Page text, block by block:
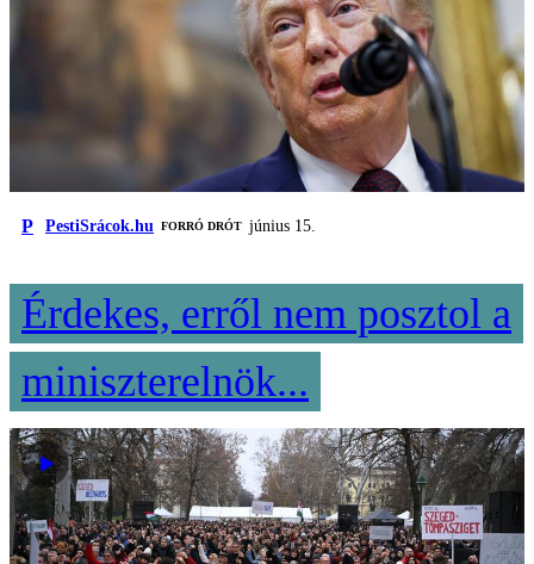
P PestiSrácok.hu FORRÓ DRÓT június 15.
Érdekes, erről nem posztol a
miniszterelnök...